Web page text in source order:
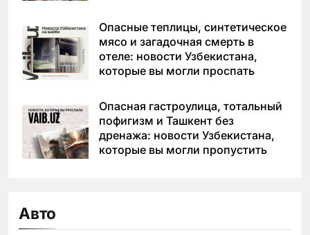
Опасные теплицы, синтетическое
мясо и загадочная смерть в
отеле: новости Узбекистана,
которые вы могли проспать
Опасная гастроулица, тотальный
пофигизм и Ташкент без
дренажа: новости Узбекистана,
которые вы могли пропустить
Авто